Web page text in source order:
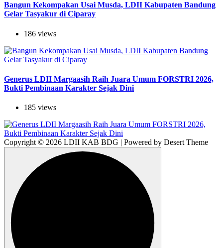
Bangun Kekompakan Usai Musda, LDII Kabupaten Bandung
Gelar Tasyakur di Ciparay
186 views
Generus LDII Margaasih Raih Juara Umum FORSTRI 2026,
Bukti Pembinaan Karakter Sejak Dini
185 views
Copyright © 2026 LDII KAB BDG | Powered by Desert Theme